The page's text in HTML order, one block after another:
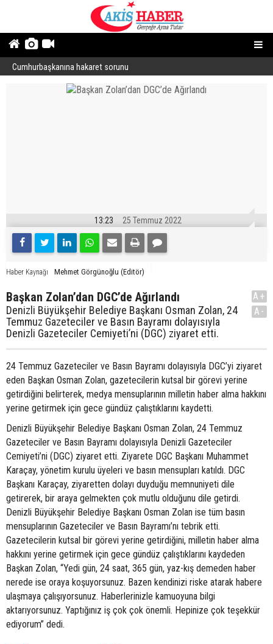
Cumhurbaşkanına hakaret sorunu
13:23 25 Temmuz 2022
Haber Kaynağı Mehmet Görgünoğlu (Editör)
Başkan Zolan’dan DGC’de Ağırlandı
Denizli Büyükşehir Belediye Başkanı Osman Zolan, 24
Temmuz Gazeteciler ve Basın Bayramı dolayısıyla
Denizli Gazeteciler Cemiyeti’ni (DGC) ziyaret etti.
A+
A-
24 Temmuz Gazeteciler ve Basın Bayramı dolayısıyla DGC’yi ziyaret
eden Başkan Osman Zolan, gazetecilerin kutsal bir görevi yerine
getirdiğini belirterek, medya mensuplarının milletin haber alma hakkını
yerine getirmek için gece gündüz çalıştıklarını kaydetti.
Denizli Büyükşehir Belediye Başkanı Osman Zolan, 24 Temmuz
Gazeteciler ve Basın Bayramı dolayısıyla Denizli Gazeteciler
Cemiyeti’ni (DGC) ziyaret etti. Ziyarete DGC Başkanı Muhammet
Karaçay, yönetim kurulu üyeleri ve basın mensupları katıldı. DGC
Başkanı Karaçay, ziyaretten dolayı duyduğu memnuniyeti dile
getirerek, bir araya gelmekten çok mutlu olduğunu dile getirdi.
Denizli Büyükşehir Belediye Başkanı Osman Zolan ise tüm basın
mensuplarının Gazeteciler ve Basın Bayramı’nı tebrik etti.
Gazetecilerin kutsal bir görevi yerine getirdiğini, milletin haber alma
hakkını yerine getirmek için gece gündüz çalıştıklarını kaydeden
Başkan Zolan, “Yedi gün, 24 saat, 365 gün, yaz-kış demeden haber
nerede ise oraya koşuyorsunuz. Bazen kendinizi riske atarak habere
ulaşmaya çalışıyorsunuz. Haberlerinizle kamuoyuna bilgi
aktarıyorsunuz. Yaptığınız iş çok çok önemli. Hepinize çok teşekkür
ediyorum” dedi.